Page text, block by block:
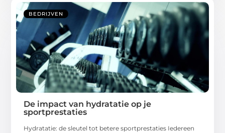
BEDRIJVEN
De impact van hydratatie op je
sportprestaties
Hydratatie: de sleutel tot betere sportprestaties Iedereen